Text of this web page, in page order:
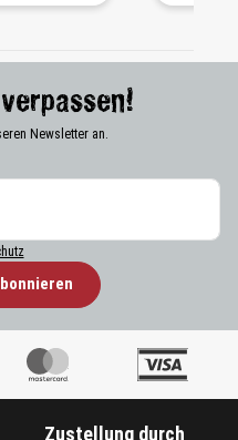
Newsletter an.
Zustellung durch